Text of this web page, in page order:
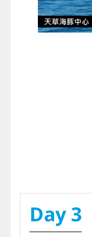
Day 3